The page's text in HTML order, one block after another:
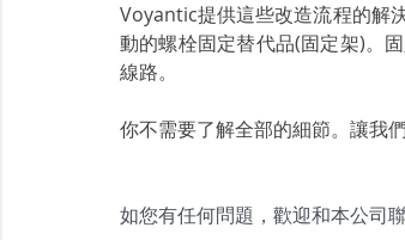
Voyantic提供這些改造流程的解
動的螺栓固定替代品(固定架)。
線路。
你不需要了解全部的細節。讓我
如您有任何問題，歡迎和本公司聯